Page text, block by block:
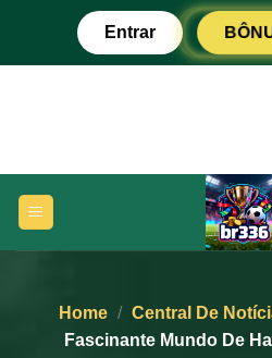
o
Entrar
Home / Central De
Fascinante Mundo De